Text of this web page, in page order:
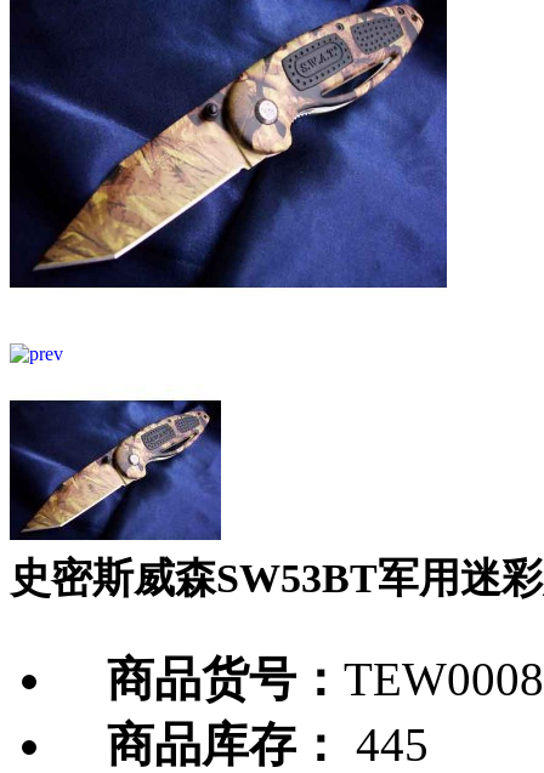
史密斯威森SW53BT军用迷
商品货号：
商品库存： 445